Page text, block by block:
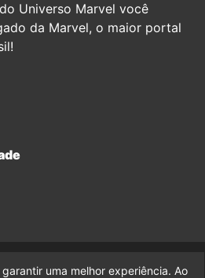
Universo Marvel você
da Marvel, o maior portal
Marvel, uma empresa da Legado
uma melhor experiência. Ao